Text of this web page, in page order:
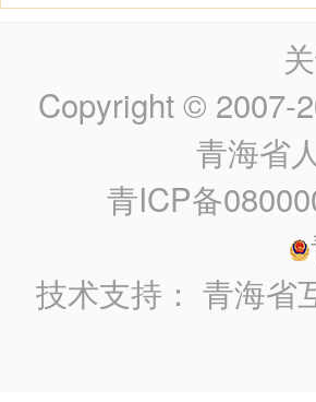
Copyright © 2007-
青海省
青ICP备
技术支持：青海省